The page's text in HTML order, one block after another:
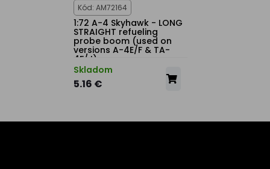
Kód: AM72164
1:72 A-4 Skyhawk - LONG
STRAIGHT refueling
probe boom (used on
versions A-4E/F & TA-
4F/J)
Skladom
5.16 €